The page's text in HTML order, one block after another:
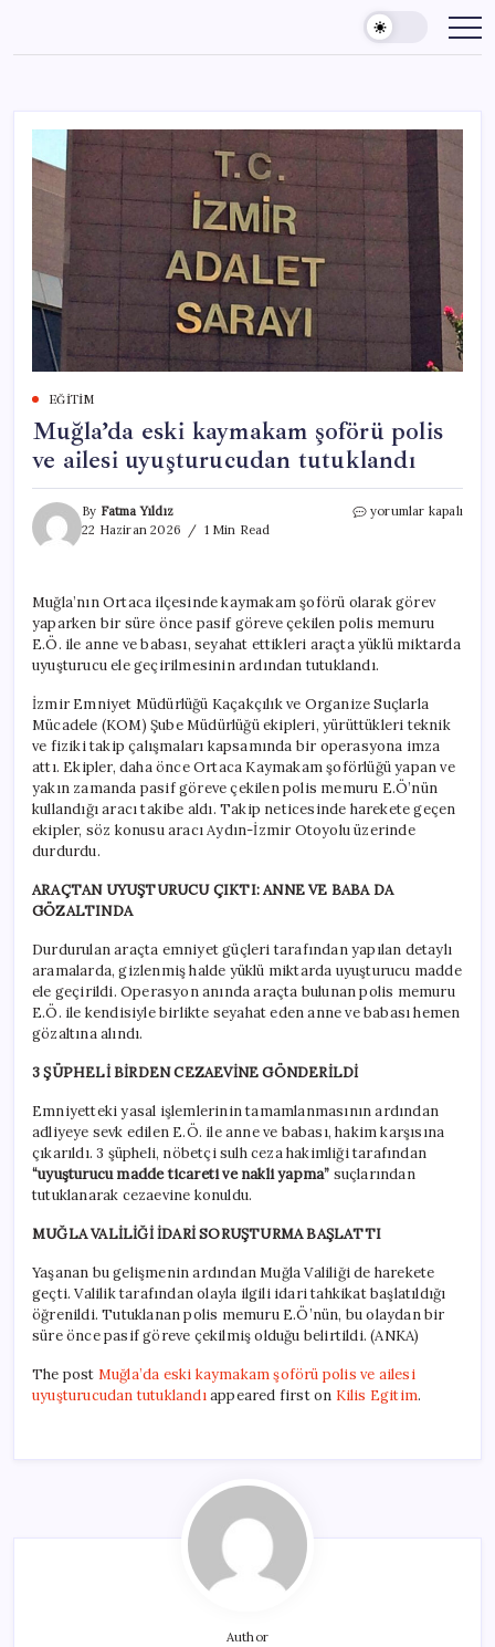
content
EĞITIM
Muğla’da eski kaymakam şoförü polis
ve ailesi uyuşturucudan tutuklandı
By Fatma Yıldız
22 Haziran 2026
1 Min Read
Muğla’da
ve
ailesi
uyuşturucudan
tutuklandı
yorumlar kapalı
Muğla’nın Ortaca ilçesinde kaymakam şoförü olarak görev
yaparken bir süre önce pasif göreve çekilen polis memuru
E.Ö. ile anne ve babası, seyahat ettikleri araçta yüklü miktarda
uyuşturucu ele geçirilmesinin ardından tutuklandı.
İzmir Emniyet Müdürlüğü Kaçakçılık ve Organize Suçlarla
Mücadele (KOM) Şube Müdürlüğü ekipleri, yürüttükleri teknik
ve fiziki takip çalışmaları kapsamında bir operasyona imza
attı. Ekipler, daha önce Ortaca Kaymakam şoförlüğü yapan ve
yakın zamanda pasif göreve çekilen polis memuru E.Ö’nün
kullandığı aracı takibe aldı. Takip neticesinde harekete geçen
ekipler, söz konusu aracı Aydın-İzmir Otoyolu üzerinde
durdurdu.
ARAÇTAN UYUŞTURUCU ÇIKTI: ANNE VE BABA DA
GÖZALTINDA
Durdurulan araçta emniyet güçleri tarafından yapılan detaylı
aramalarda, gizlenmiş halde yüklü miktarda uyuşturucu madde
ele geçirildi. Operasyon anında araçta bulunan polis memuru
E.Ö. ile kendisiyle birlikte seyahat eden anne ve babası hemen
gözaltına alındı.
3 ŞÜPHELİ BİRDEN CEZAEVİNE GÖNDERİLDİ
Emniyetteki yasal işlemlerinin tamamlanmasının ardından
adliyeye sevk edilen E.Ö. ile anne ve babası, hakim karşısına
çıkarıldı. 3 şüpheli, nöbetçi sulh ceza hakimliği tarafından
“uyuşturucu madde ticareti ve nakli yapma” suçlarından
tutuklanarak cezaevine konuldu.
MUĞLA VALİLİĞİ İDARİ SORUŞTURMA BAŞLATTI
Yaşanan bu gelişmenin ardından Muğla Valiliği de harekete
geçti. Valilik tarafından olayla ilgili idari tahkikat başlatıldığı
öğrenildi. Tutuklanan polis memuru E.Ö’nün, bu olaydan bir
süre önce pasif göreve çekilmiş olduğu belirtildi. (ANKA)
The post Muğla’da eski kaymakam şoförü polis ve ailesi
uyuşturucudan tutuklandıappeared first on Kilis Egitim.
Author